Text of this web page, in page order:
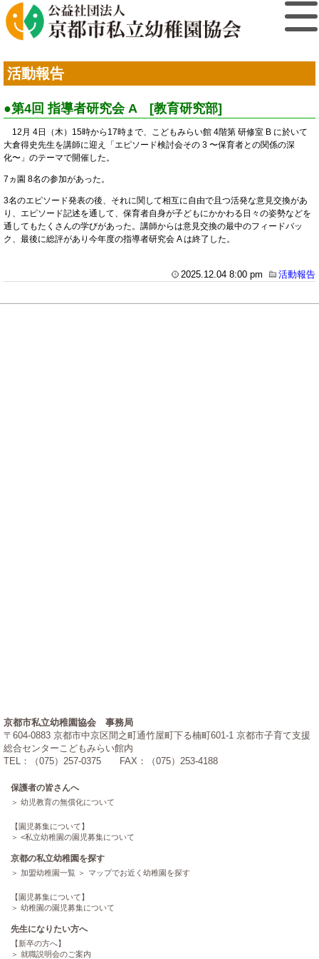
活動報告
●第4回 指導者研究会 A [教育研究部]
12月 4日（木）15時から17時まで、こどもみらい館 4階第 研修室 B に於いて
大倉得史先生を講師に迎え「エピソード検討会その 3 〜保育者との関係の深
化〜」のテーマで開催した。
7ヵ園 8名の参加があった。
3名のエピソード発表の後、それに関して相互に自由で且つ活発な意見交換があ
り、エピソード記述を通して、保育者自身が子どもにかかわる日々の姿勢などを
通してもたくさんの学びがあった。講師からは意見交換の最中のフィードバッ
ク、最後に総評があり今年度の指導者研究会 A は終了した。
2025.12.04 8:00 pm 活動報告
京都市私立幼稚園協会 事務局
〒604-0883 京都市中京区間之町通竹屋町下る楠町601-1 京都市子育て支援
総合センターこどもみらい館内
TEL：（075）257-0375 FAX：（075）253-4188
保護者の皆さんへ
幼児教育の無償化について
【園児募集について】
<私立幼稚園の園児募集について
京都の私立幼稚園を探す
加盟幼稚園一覧 マップでお近く幼稚園を探す
【園児募集について】
幼稚園の園児募集について
先生になりたい方へ
【新卒の方へ】
就職説明会のご案内